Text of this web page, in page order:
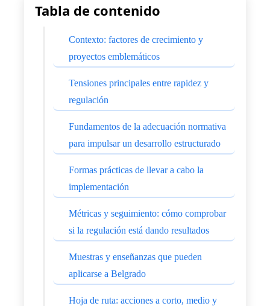
Tabla de contenido
Contexto: factores de crecimiento y
proyectos emblemáticos
Tensiones principales entre rapidez y
regulación
Fundamentos de la adecuación normativa
para impulsar un desarrollo estructurado
Formas prácticas de llevar a cabo la
implementación
Métricas y seguimiento: cómo comprobar
si la regulación está dando resultados
Muestras y enseñanzas que pueden
aplicarse a Belgrado
Hoja de ruta: acciones a corto, medio y